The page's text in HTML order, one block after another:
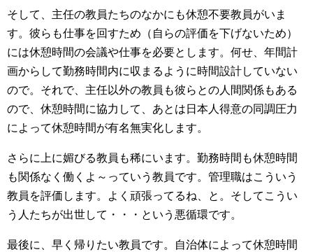
そして、主任の教員たちのなかにも休憩不要教員がいま
す。彼らも仕事を回すため（自らの評価を下げないため）
には休憩時間の会議や仕事を必要とします。何せ、年間計
画からして勤務時間内に収まるように時間設計していない
ので。それで、主任以外の教員も彼らとの人間関係もある
ので、休憩時間に協力して、あとは日本人得意の同調圧力
によって休憩時間が有名無実化します。
さらに上に媚びる教員も稀にいます。勤務時間も休憩時間
も関係なく働くよ～っていう教員です。管理職はこういう
教員を評価します。よく頑張ってるね、と。そしてこうい
う人たちが出世して・・・という悪循環です。
最後に、早く帰りたい教員です。自治体によって休憩時間